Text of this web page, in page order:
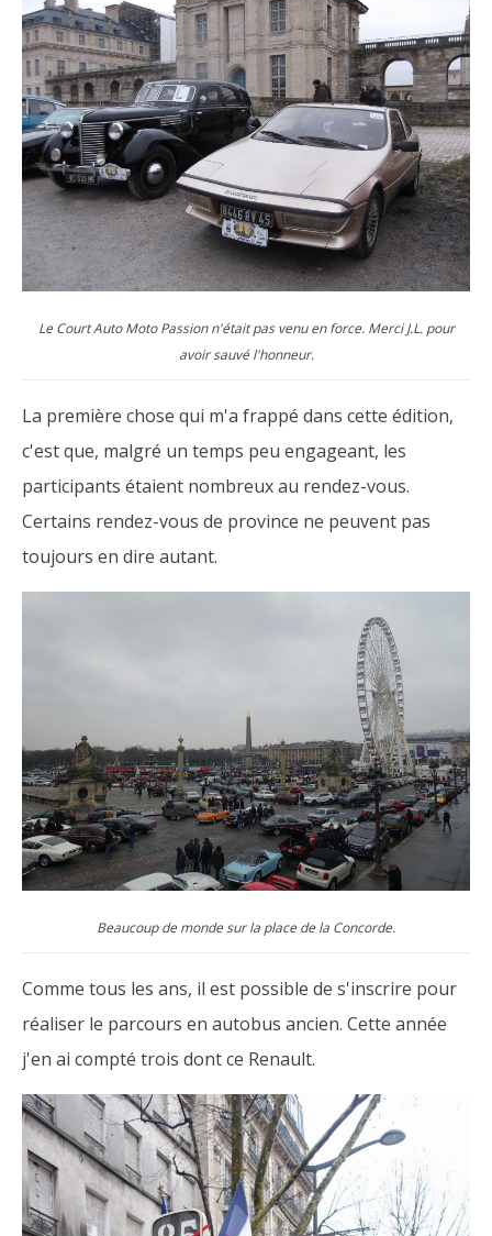
Le Court Auto Moto Passion n'était pas venu en force. Merci J.L. pour
avoir sauvé l'honneur.
La première chose qui m'a frappé dans cette édition,
c'est que, malgré un temps peu engageant, les
participants étaient nombreux au rendez-vous.
Certains rendez-vous de province ne peuvent pas
toujours en dire autant.
Beaucoup de monde sur la place de la Concorde.
Comme tous les ans, il est possible de s'inscrire pour
réaliser le parcours en autobus ancien. Cette année
j'en ai compté trois dont ce Renault.